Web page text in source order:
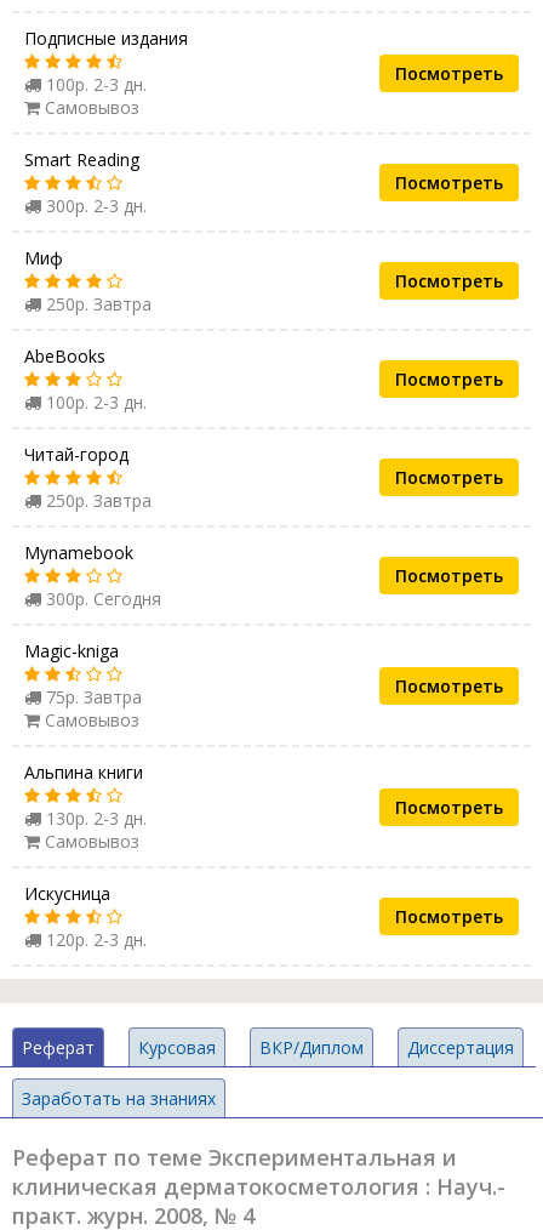
Подписные издания
100р. 2-3 дн.
Самовывоз
Посмотреть
Smart Reading
300р. 2-3 дн.
Посмотреть
Миф
250р. Завтра
Посмотреть
AbeBooks
100р. 2-3 дн.
Посмотреть
Читай-город
250р. Завтра
Посмотреть
Mynamebook
300р. Сегодня
Посмотреть
Magic-kniga
75р. Завтра
Самовывоз
Посмотреть
Альпина книги
130р. 2-3 дн.
Самовывоз
Посмотреть
Искусница
120р. 2-3 дн.
Посмотреть
Реферат Курсовая ВКР/Диплом Диссертация
Заработать на знаниях
Реферат по теме Экспериментальная и
клиническая дерматокосметология : Науч.-
практ. журн. 2008, № 4